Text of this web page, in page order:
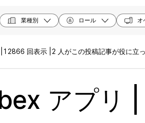
業種別 ロール オ
12866 回表示 | 2 人がこの投稿記事が役に立
アプリ